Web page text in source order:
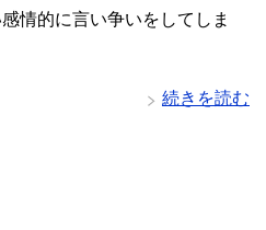
情的に言い争いをしてしま
続きを読む